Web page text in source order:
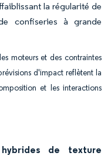
la régularité de
confiseries à grande
moteurs et des contraintes
d'impact reflètent la
et les interactions
de texture